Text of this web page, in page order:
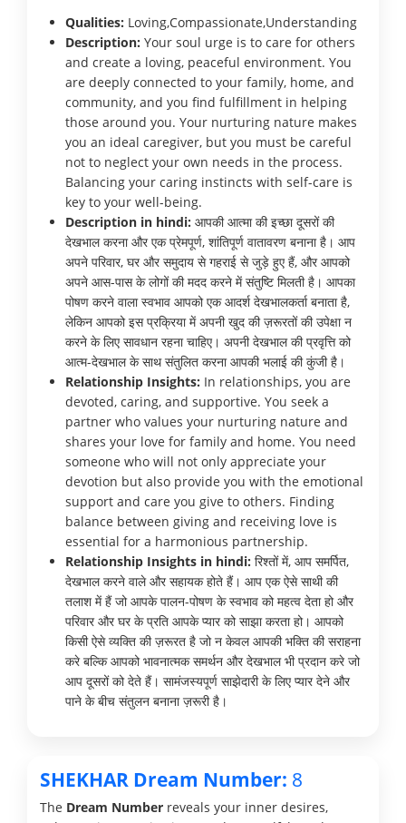
Qualities: Loving,Compassionate,Understanding
Description: Your soul urge is to care for others
and create a loving, peaceful environment. You
are deeply connected to your family, home, and
community, and you find fulfillment in helping
those around you. Your nurturing nature makes
you an ideal caregiver, but you must be careful
not to neglect your own needs in the process.
Balancing your caring instincts with self-care is
key to your well-being.
Description in hindi: आपकी आत्मा की इच्छा दूसरों की
देखभाल करना और एक प्रेमपूर्ण, शांतिपूर्ण वातावरण बनाना है। आप
अपने परिवार, घर और समुदाय से गहराई से जुड़े हुए हैं, और आपको
अपने आस-पास के लोगों की मदद करने में संतुष्टि मिलती है। आपका
पोषण करने वाला स्वभाव आपको एक आदर्श देखभालकर्ता बनाता है,
लेकिन आपको इस प्रक्रिया में अपनी खुद की ज़रूरतों की उपेक्षा न
करने के लिए सावधान रहना चाहिए। अपनी देखभाल की प्रवृत्ति को
आत्म-देखभाल के साथ संतुलित करना आपकी भलाई की कुंजी है।
Relationship Insights: In relationships, you are
devoted, caring, and supportive. You seek a
partner who values your nurturing nature and
shares your love for family and home. You need
someone who will not only appreciate your
devotion but also provide you with the emotional
support and care you give to others. Finding
balance between giving and receiving love is
essential for a harmonious partnership.
Relationship Insights in hindi: रिश्तों में, आप समर्पित,
देखभाल करने वाले और सहायक होते हैं। आप एक ऐसे साथी की
तलाश में हैं जो आपके पालन-पोषण के स्वभाव को महत्व देता हो और
परिवार और घर के प्रति आपके प्यार को साझा करता हो। आपको
किसी ऐसे व्यक्ति की ज़रूरत है जो न केवल आपकी भक्ति की सराहना
करे बल्कि आपको भावनात्मक समर्थन और देखभाल भी प्रदान करे जो
आप दूसरों को देते हैं। सामंजस्यपूर्ण साझेदारी के लिए प्यार देने और
पाने के बीच संतुलन बनाना ज़रूरी है।
SHEKHAR Dream Number: 8
The Dream Number reveals your inner desires,